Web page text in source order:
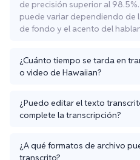
de precisión superior al
puede variar dependiendo de
de fondo y el acento del
¿Cuánto tiempo se tarda en
o video de Hawaiian?
¿Puedo editar el texto
complete la transcripción?
¿A qué formatos de archivo
transcrito?